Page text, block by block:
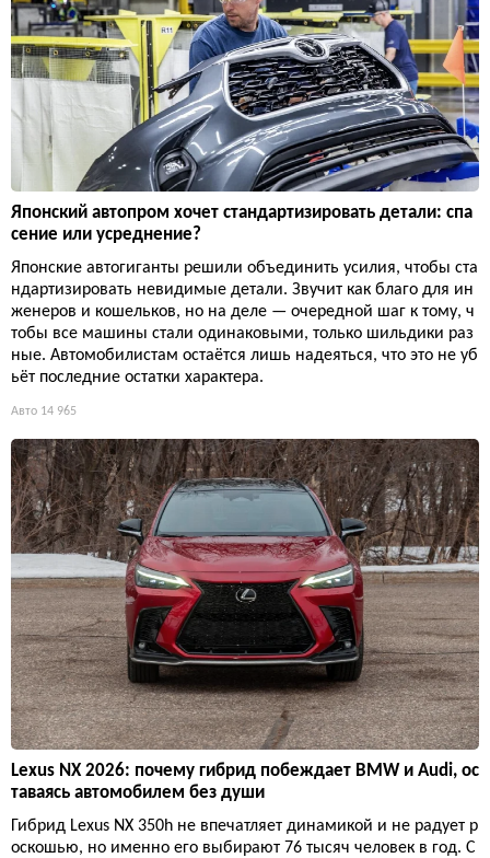
Японский автопром хочет стандартизировать детали: спа
сение или усреднение?
Японские автогиганты решили объединить усилия, чтобы ста
ндартизировать невидимые детали. Звучит как благо для ин
женеров и кошельков, но на деле — очередной шаг к тому, ч
тобы все машины стали одинаковыми, только шильдики раз
ные. Автомобилистам остаётся лишь надеяться, что это не уб
ьёт последние остатки характера.
Авто 14 965
Lexus NX 2026: почему гибрид побеждает BMW и Audi, ос
таваясь автомобилем без души
Гибрид Lexus NX 350h не впечатляет динамикой и не радует р
оскошью, но именно его выбирают 76 тысяч человек в год. С